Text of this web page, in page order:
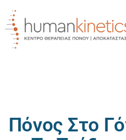
Πόνος Στο